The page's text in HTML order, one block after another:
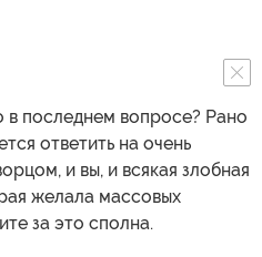
в последнем вопросе? Рано
ответить на очень
и вы, и всякая злобная
желала массовых
за это сполна.